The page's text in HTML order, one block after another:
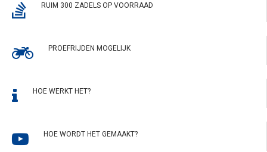
RUIM 300 ZADELS OP VOORRAAD
PROEFRIJDEN MOGELIJK
HOE WERKT HET?
HOE WORDT HET GEMAAKT?